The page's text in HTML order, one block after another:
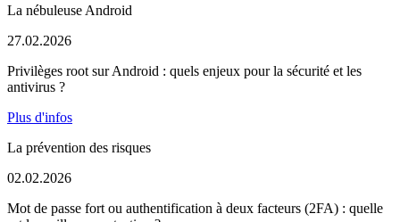
La nébuleuse Android
27.02.2026
Privilèges root sur Android : quels enjeux pour la sécurité et les
antivirus ?
Plus d'infos
La prévention des risques
02.02.2026
Mot de passe fort ou authentification à deux facteurs (2FA) : quelle